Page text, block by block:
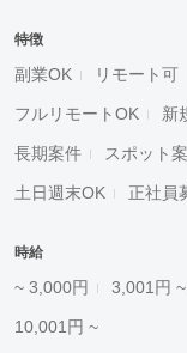
特徴
副業OK リモート可
フルリモートOK 新
長期案件 スポット
土日週末OK 正社員
時給
~ 3,000円 3,001円
10,001円 ~